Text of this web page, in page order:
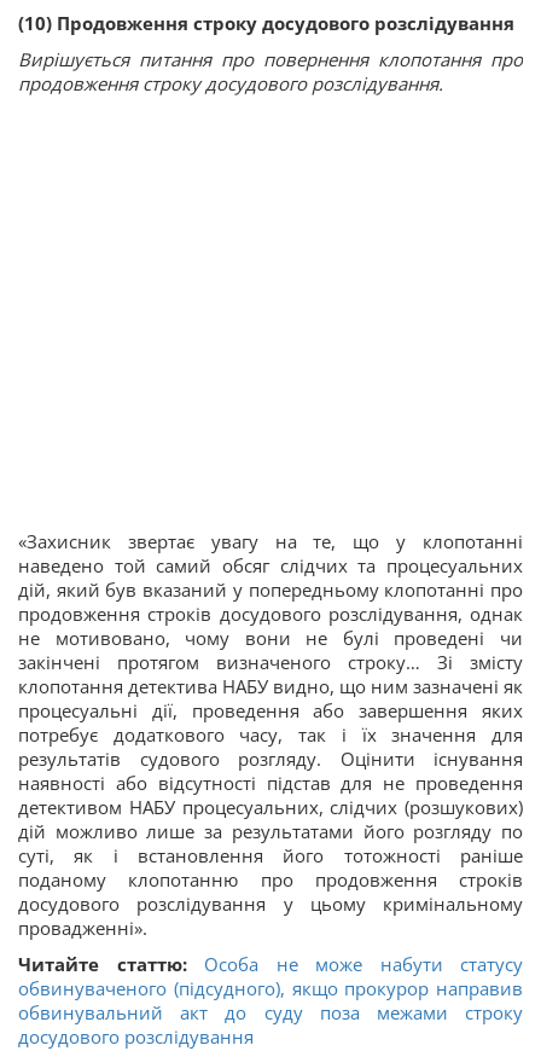
(10) Продовження строку досудового розслідування
Вирішується питання про повернення клопотання про
продовження строку досудового розслідування.
«Захисник звертає увагу на те, що у клопотанні
наведено той самий обсяг слідчих та процесуальних
дій, який був вказаний у попередньому клопотанні про
продовження строків досудового розслідування, однак
не мотивовано, чому вони не булі проведені чи
закінчені протягом визначеного строку… Зі змісту
клопотання детектива НАБУ видно, що ним зазначені як
процесуальні дії, проведення або завершення яких
потребує додаткового часу, так і їх значення для
результатів судового розгляду. Оцінити існування
наявності або відсутності підстав для не проведення
детективом НАБУ процесуальних, слідчих (розшукових)
дій можливо лише за результатами його розгляду по
суті, як і встановлення його тотожності раніше
поданому клопотанню про продовження строків
досудового розслідування у цьому кримінальному
провадженні».
Читайте статтю: Особа не може набути статусу
обвинуваченого (підсудного), якщо прокурор направив
обвинувальний акт до суду поза межами строку
досудового розслідування